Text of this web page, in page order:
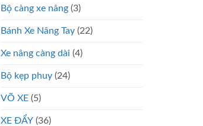
Bộ càng xe nâng (3)
Bánh Xe Nâng Tay (22)
Xe nâng càng dài (4)
Bộ kẹp phuy (24)
VÕ XE (5)
XE ĐẨY (36)